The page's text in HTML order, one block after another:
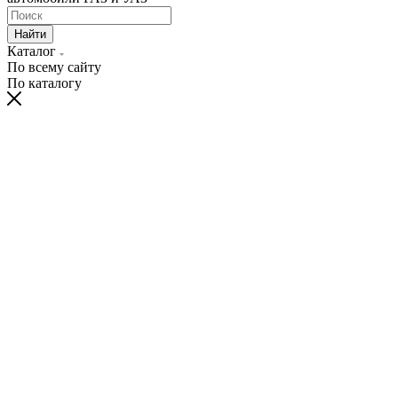
Найти
Каталог
По всему сайту
По каталогу